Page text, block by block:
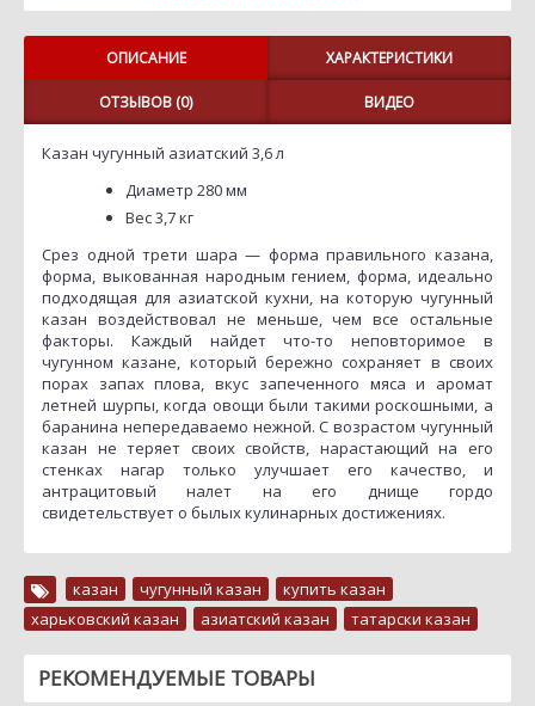
ОПИСАНИЕ ХАРАКТЕРИСТИКИ
ОТЗЫВОВ (0) ВИДЕО
Казан чугунный азиатский 3,6 л
Диаметр 280 мм
Вес 3,7 кг
Срез одной трети шара — форма правильного казана,
форма, выкованная народным гением, форма, идеально
подходящая для азиатской кухни, на которую чугунный
казан воздействовал не меньше, чем все остальные
факторы. Каждый найдет что-то неповторимое в
чугунном казане, который бережно сохраняет в своих
порах запах плова, вкус запеченного мяса и аромат
летней шурпы, когда овощи были такими роскошными, а
баранина непередаваемо нежной. С возрастом чугунный
казан не теряет своих свойств, нарастающий на его
стенках нагар только улучшает его качество, и
антрацитовый налет на его днище гордо
свидетельствует о былых кулинарных достижениях.
казан чугунный казан купить казан
харьковский казан
азиатский казан татарски казан
РЕКОМЕНДУЕМЫЕ ТОВАРЫ